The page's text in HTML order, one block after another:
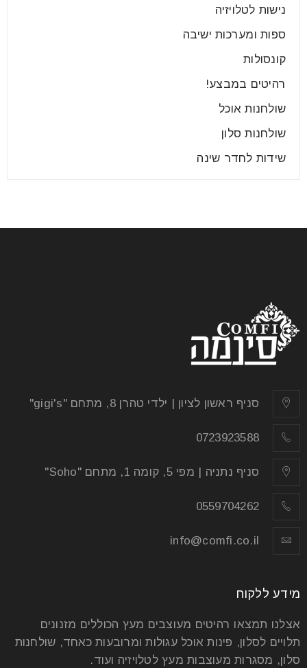
קרא עוד
24 יונ
שיגרום לכם להרגיש בבית. כשבוחרים נכון, הבית יהפוך
נישות לטלויזיה
ספות ומערכות ישיבה
קונסולות
רהיטים במבצע!
שולחנות אוכל
שולחנות סלון
שידות לחדר שינה
סניף ראשון לציון | ילדי טהרן 8, מתחם "gigi's"
0723923588
סניף נתניה | מפי 5, קומה 1, מתחם "Soho"
0559704262
info@comfi.co.il
מידע ללקוח
אצלנו תמצאו רהיטים מעוצבים מעץ הכוללים מזנונים
תלויים לסלון, פינות אוכל עגולות ומרובעות כאחד, שולחנות
סלון, מסגרות מעוצבות מעץ לטלויזיה ועוד.